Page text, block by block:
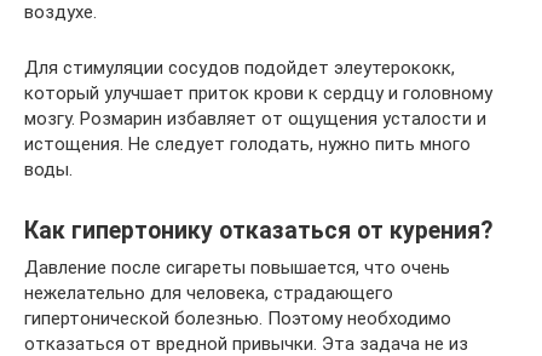
воздухе.
Для стимуляции сосудов подойдет элеутерококк,
который улучшает приток крови к сердцу и головному
мозгу. Розмарин избавляет от ощущения усталости и
истощения. Не следует голодать, нужно пить много
воды.
Как гипертонику отказаться от курения?
Давление после сигареты повышается, что очень
нежелательно для человека, страдающего
гипертонической болезнью. Поэтому необходимо
отказаться от вредной привычки. Эта задача не из